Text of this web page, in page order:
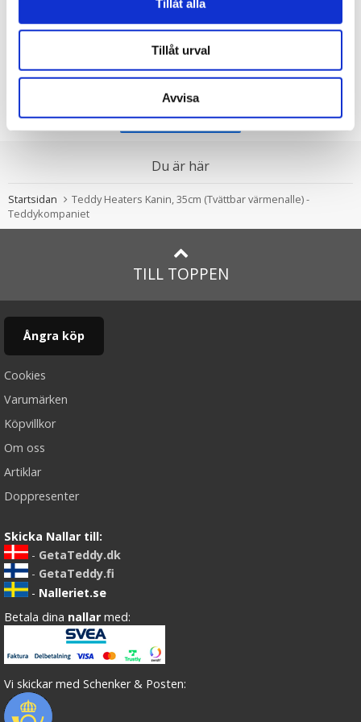
Tillåt alla
Tillåt urval
Avvisa
christina
★
Jättefin kanin. Är mycket nöjd 😊
Visa alla recensioner (8)
Skriv en recension
Du är här
Startsidan
Teddy Heaters Kanin, 35cm (Tvättbar värmenalle) -
Teddykompaniet
TILL TOPPEN
Ångra köp
Cookies
Varumärken
Köpvillkor
Om oss
Artiklar
Doppresenter
Skicka Nallar till:
- GetaTeddy.dk
- GetaTeddy.fi
- Nalleriet.se
Betala dina nallar med:
Vi skickar med Schenker & Posten: